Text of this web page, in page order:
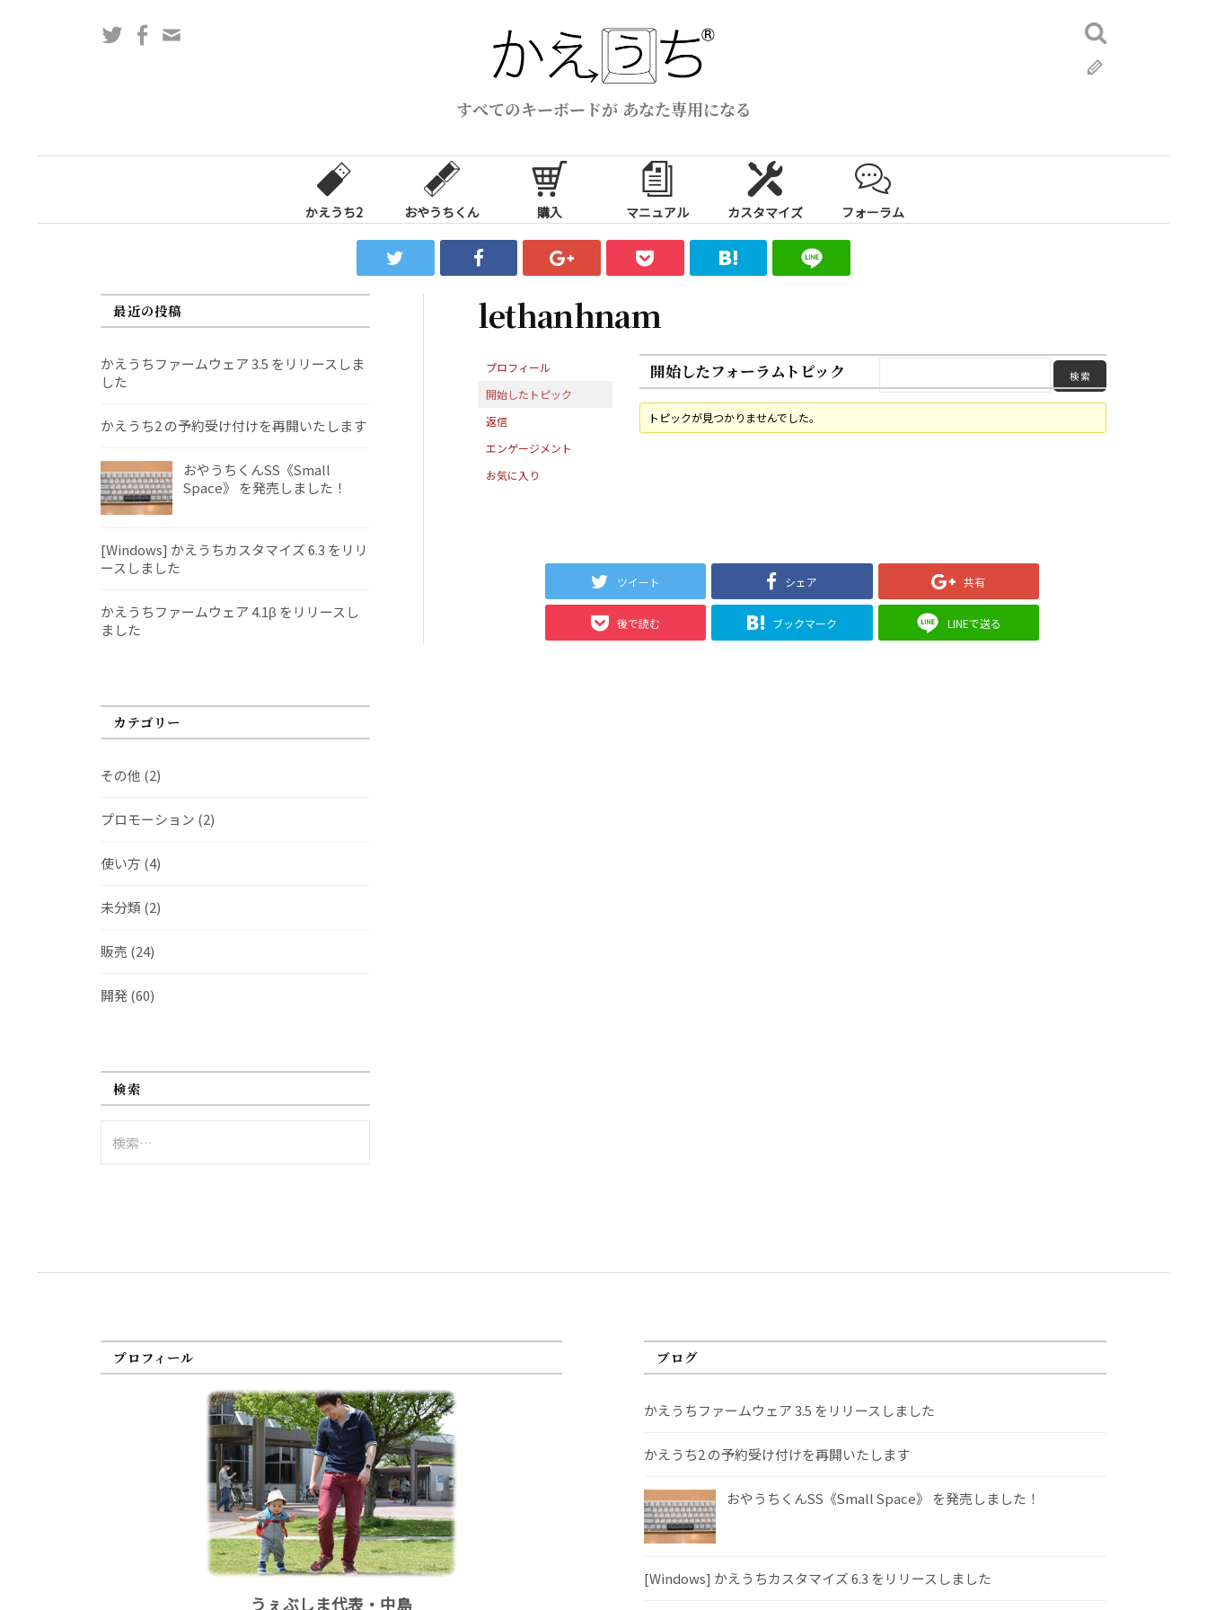
ス
すべてのキーボードが あなた専用になる
TwitterFacebook
検
索:
かえうち2 おやうちくん 購入 マニュアル カスタマイズ フォーラム
lethanhnam
プロフィール
開始したトピック
返信
エンゲージメント
お気に入り
開始したフォーラムトピック
トピックが見つかりませんでした。
ツイート シェア 共有
後で読む ブックマーク LINEで送る
最近の投稿
かえうちファームウェア 3.5 をリリースしま
した
かえうち2 の予約受け付けを再開いたします
おやうちくんSS《Small
Space》 を発売しました！
[Windows] かえうちカスタマイズ 6.3 をリリ
ースしました
かえうちファームウェア 4.1β をリリースし
ました
カテゴリー
その他 (2)
プロモーション (2)
使い方 (4)
未分類 (2)
販売 (24)
開発(60)
検索
索:
プロフィール
うぇぶしま代表・中島
ブログ
かえうちファームウェア 3.5 をリリースしました
かえうち2 の予約受け付けを再開いたします
おやうちくんSS《Small Space》 を発売しました！
[Windows] かえうちカスタマイズ 6.3 をリリースしました